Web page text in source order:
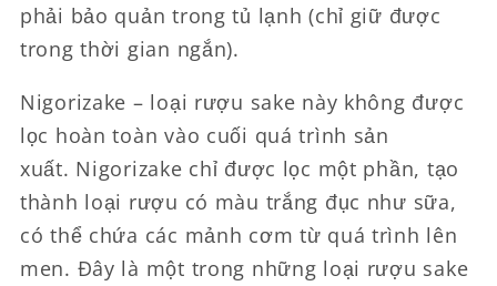
phải bảo quản trong tủ lạnh (chỉ giữ được
trong thời gian ngắn).
Nigorizake – loại rượu sake này không được
lọc hoàn toàn vào cuối quá trình sản
xuất. Nigorizake chỉ được lọc một phần, tạo
thành loại rượu có màu trắng đục như sữa,
có thể chứa các mảnh cơm từ quá trình lên
men. Đây là một trong những loại rượu sake